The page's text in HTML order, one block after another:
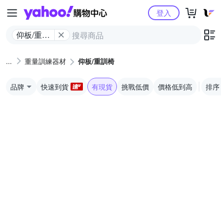
Yahoo購物中心
仰板/重訓
登入
重量訓練器材 仰板/重訓椅
品牌 快速到貨 有現貨 挑戰低價 價格低到高 排序